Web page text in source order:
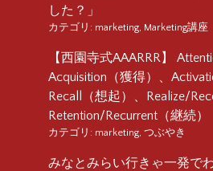
した？」
カテゴリ: marketing Marketing講座
【西園寺式AAARRR】
Acquisition（獲得）、
Recall（想起）、Realize/
Retention/Recurrent（継続）
カテゴリ: marketing つぶやき
みなとみらい行きゃ一発で